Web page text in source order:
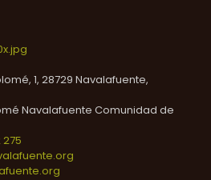
1, 28729 Navalafuente,
Navalafuente Comunidad de
275